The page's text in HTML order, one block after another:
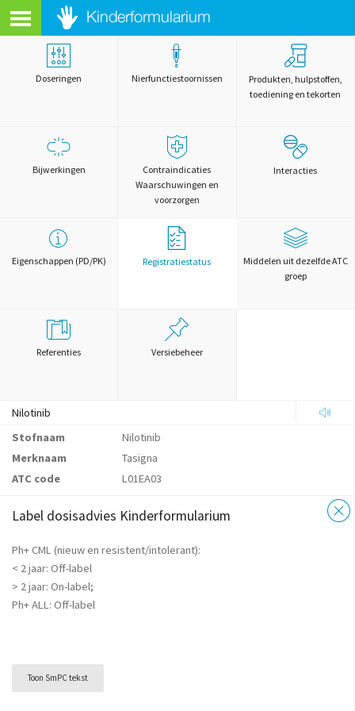
Doseringen Nierfunctiestoornissen
Produkten, hulpstoffen,
toediening en tekorten
Bijwerkingen
Contraindicaties
Waarschuwingen en
voorzorgen
Interacties
Eigenschappen (PD/PK) Registratiestatus
Middelen uit dezelfde ATC
groep
Referenties Versiebeheer
Nilotinib
Stofnaam
Nilotinib
Merknaam
Tasigna
ATC code
L01EA03
Label dosisadvies Kinderformularium
Ph+ CML (nieuw en resistent/intolerant):
< 2 jaar: Off-label
> 2 jaar: On-label;
Ph+ ALL: Off-label
Toon SmPC tekst